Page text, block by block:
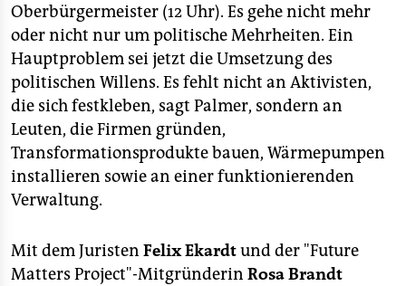
Oberbürgermeister (12 Uhr). Es gehe nicht mehr
oder nicht nur um politische Mehrheiten. Ein
Hauptproblem sei jetzt die Umsetzung des
politischen Willens. Es fehlt nicht an Aktivisten,
die sich festkleben, sagt Palmer, sondern an
Leuten, die Firmen gründen,
Transformationsprodukte bauen, Wärmepumpen
installieren sowie an einer funktionierenden
Verwaltung.
Mit dem Juristen Felix Ekardtund der "Future
Matters Project"-Mitgründerin Rosa Brandt